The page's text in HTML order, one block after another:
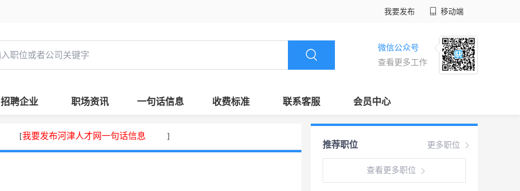
我要发布 移动端
微信公众号
查看更多工作
招聘企业 职场资讯 一句话信息 收费标准 联系客服 会员中心
[我要发布河津人才网一句话信息 ]
更多职位
推荐职位
查看更多职位